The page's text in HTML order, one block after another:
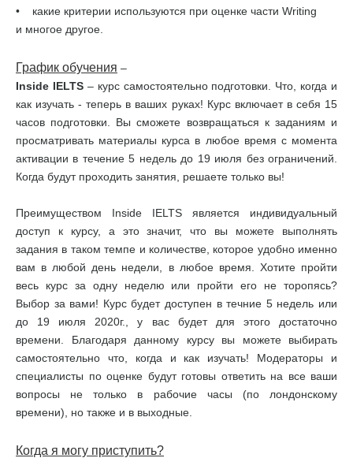
• какие критерии используются при оценке части Writing
и многое другое.
График обучения –
Inside IELTS – курс самостоятельно подготовки. Что, когда и
как изучать - теперь в ваших руках! Курс включает в себя 15
часов подготовки. Вы сможете возвращаться к заданиям и
просматривать материалы курса в любое время с момента
активации в течение 5 недель до 19 июля без ограничений.
Когда будут проходить занятия, решаете только вы!
Преимуществом Inside IELTS является индивидуальный
доступ к курсу, а это значит, что вы можете выполнять
задания в таком темпе и количестве, которое удобно именно
вам в любой день недели, в любое время. Хотите пройти
весь курс за одну неделю или пройти его не торопясь?
Выбор за вами! Курс будет доступен в течние 5 недель или
до 19 июля 2020г., у вас будет для этого достаточно
времени. Благодаря данному курсу вы можете выбирать
самостоятельно что, когда и как изучать! Модераторы и
специалисты по оценке будут готовы ответить на все ваши
вопросы не только в рабочие часы (по лондонскому
времени), но также и в выходные.
Когда я могу приступить?